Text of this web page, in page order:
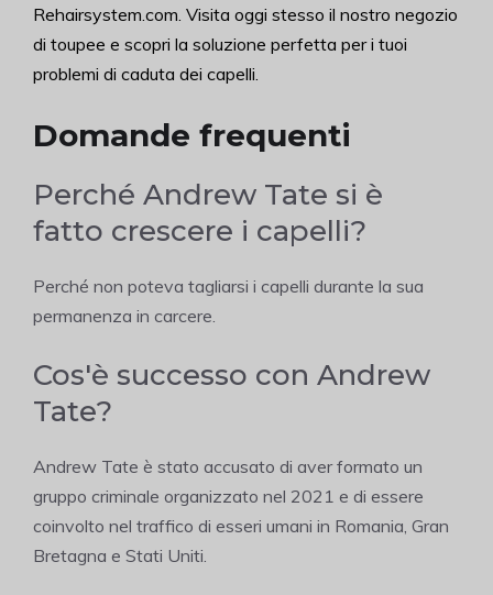
Rehairsystem.com. Visita oggi stesso il nostro negozio
di toupee e scopri la soluzione perfetta per i tuoi
problemi di caduta dei capelli.
Domande frequenti
Perché Andrew Tate si è
fatto crescere i capelli?
Perché non poteva tagliarsi i capelli durante la sua
permanenza in carcere.
Cos'è successo con Andrew
Tate?
Andrew Tate è stato accusato di aver formato un
gruppo criminale organizzato nel 2021 e di essere
coinvolto nel traffico di esseri umani in Romania, Gran
Bretagna e Stati Uniti.